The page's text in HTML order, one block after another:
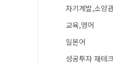
자기계발,소양
교육,영어
일본어
성공투자 재테크